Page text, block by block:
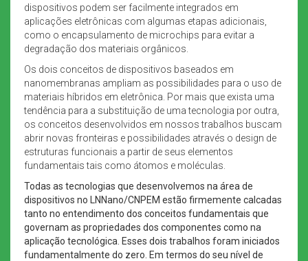
dispositivos podem ser facilmente integrados em
aplicações eletrônicas com algumas etapas adicionais,
como o encapsulamento de microchips para evitar a
degradação dos materiais orgânicos.
Os dois conceitos de dispositivos baseados em
nanomembranas ampliam as possibilidades para o uso de
materiais híbridos em eletrônica. Por mais que exista uma
tendência para a substituição de uma tecnologia por outra,
os conceitos desenvolvidos em nossos trabalhos buscam
abrir novas fronteiras e possibilidades através o design de
estruturas funcionais a partir de seus elementos
fundamentais tais como átomos e moléculas.
Todas as tecnologias que desenvolvemos na área de
dispositivos no LNNano/CNPEM estão firmemente calcadas
tanto no entendimento dos conceitos fundamentais que
governam as propriedades dos componentes como na
aplicação tecnológica. Esses dois trabalhos foram iniciados
fundamentalmente do zero. Em termos do seu nível de